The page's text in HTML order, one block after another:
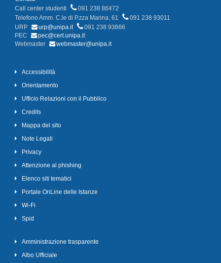
Call center studenti
091 238 86472
Telefono Amm. C.le di P.zza Marina, 61
091 238 93011
URP
urp@unipa.it
091 238 93666
PEC
pec@cert.unipa.it
Webmaster
webmaster@unipa.it
Accessibilità
Orientamento
Ufficio Relazioni con il Pubblico
Credits
Mappa del sito
Note Legali
Privacy
Attenzione al phishing
Elenco siti tematici
Portale OnLine delle Istanze
Wi-Fi
Spid
Amministrazione trasparente
Albo Ufficiale